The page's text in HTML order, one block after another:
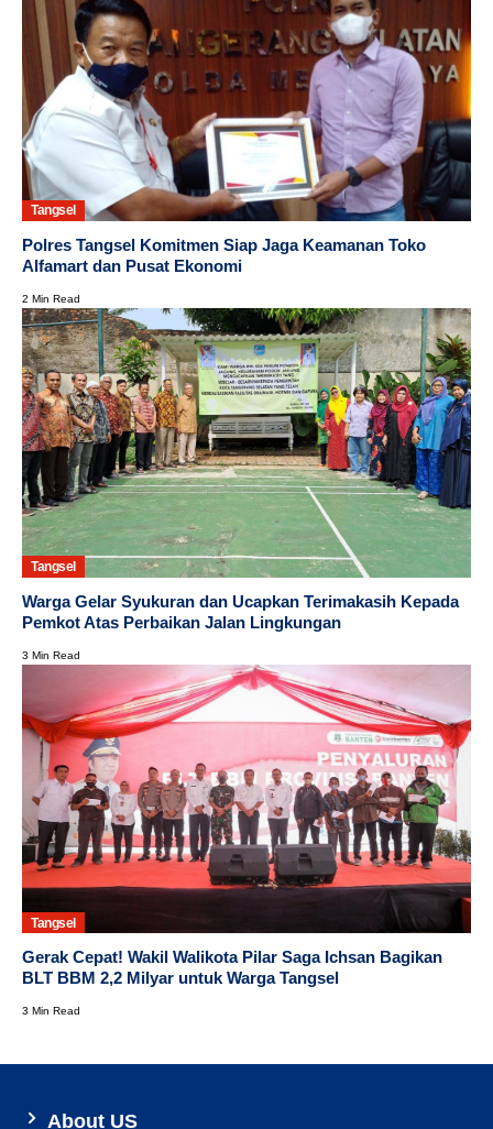
Tangsel
Polres Tangsel Komitmen Siap Jaga Keamanan Toko
Alfamart dan Pusat Ekonomi
2 Min Read
Tangsel
Warga Gelar Syukuran dan Ucapkan Terimakasih Kepada
Pemkot Atas Perbaikan Jalan Lingkungan
3 Min Read
Tangsel
Gerak Cepat! Wakil Walikota Pilar Saga Ichsan Bagikan
BLT BBM 2,2 Milyar untuk Warga Tangsel
3 Min Read
About US